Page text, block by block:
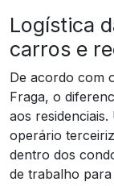
Logística
carros e
De acordo com
Fraga, o
aos
operário
dentro dos
de trabalho